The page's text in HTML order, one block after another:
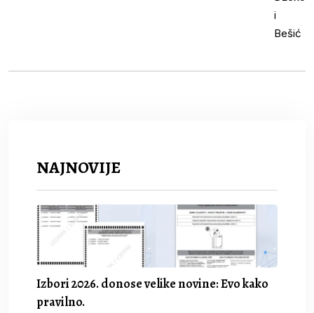
NAJNOVIJE
Izbori 2026. donose velike novine: Evo kako
pravilno.